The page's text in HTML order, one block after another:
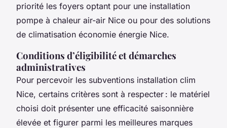
priorité les foyers optant pour une installation
pompe à chaleur air-air Nice ou pour des solutions
de climatisation économie énergie Nice.
Conditions d’éligibilité et démarches
administratives
Pour percevoir les subventions installation clim
Nice, certains critères sont à respecter : le matériel
choisi doit présenter une efficacité saisonnière
élevée et figurer parmi les meilleures marques